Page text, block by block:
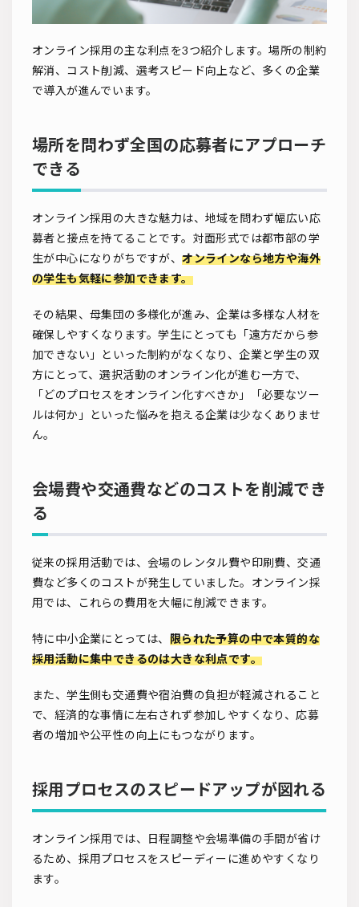
オンライン採用の主な利点を3つ紹介します。場所の制約
解消、コスト削減、選考スピード向上など、多くの企業
で導入が進んでいます。
場所を問わず全国の応募者にアプローチ
できる
オンライン採用の大きな魅力は、地域を問わず幅広い応
募者と接点を持てることです。対面形式では都市部の学
生が中心になりがちですが、オンラインなら地方や海外
の学生も気軽に参加できます。
その結果、母集団の多様化が進み、企業は多様な人材を
確保しやすくなります。学生にとっても「遠方だから参
加できない」といった制約がなくなり、企業と学生の双
方にとって、選択活動のオンライン化が進む一方で、
「どのプロセスをオンライン化すべきか」「必要なツー
ルは何か」といった悩みを抱える企業は少なくありませ
ん。
会場費や交通費などのコストを削減でき
る
従来の採用活動では、会場のレンタル費や印刷費、交通
費など多くのコストが発生していました。オンライン採
用では、これらの費用を大幅に削減できます。
特に中小企業にとっては、 限られた予算の中で本質的な
採用活動に集中できるのは大きな利点です。
また、学生側も交通費や宿泊費の負担が軽減されること
で、経済的な事情に左右されず参加しやすくなり、応募
者の増加や公平性の向上にもつながります。
採用プロセスのスピードアップが図れる
オンライン採用では、日程調整や会場準備の手間が省け
るため、採用プロセスをスピーディーに進めやすくなり
ます。